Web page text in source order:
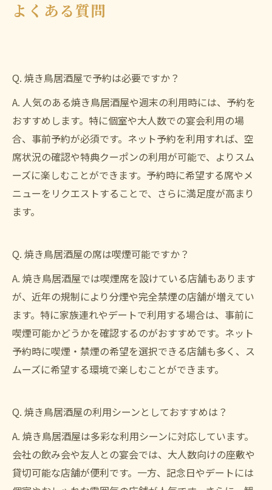
よくある質問
Q. 焼き鳥居酒屋で予約は必要ですか？
A. 人気のある焼き鳥居酒屋や週末の利用時には、予約を
おすすめします。特に個室や大人数での宴会利用の場
合、事前予約が必須です。ネット予約を利用すれば、空
席状況の確認や特典クーポンの利用が可能で、よりスム
ーズに楽しむことができます。予約時に希望する席やメ
ニューをリクエストすることで、さらに満足度が高まり
ます。
Q. 焼き鳥居酒屋の席は喫煙可能ですか？
A. 焼き鳥居酒屋では喫煙席を設けている店舗もあります
が、近年の規制により分煙や完全禁煙の店舗が増えてい
ます。特に家族連れやデートで利用する場合は、事前に
喫煙可能かどうかを確認するのがおすすめです。ネット
予約時に喫煙・禁煙の希望を選択できる店舗も多く、ス
ムーズに希望する環境で楽しむことができます。
Q. 焼き鳥居酒屋の利用シーンとしておすすめは？
A. 焼き鳥居酒屋は多彩な利用シーンに対応しています。
会社の飲み会や友人との宴会では、大人数向けの座敷や
貸切可能な店舗が便利です。一方、記念日やデートには